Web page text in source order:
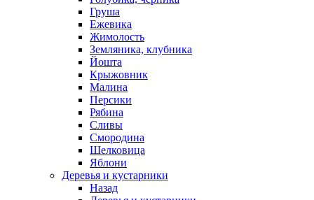
Груша
Ежевика
Жимолость
Земляника, клубника
Йошта
Крыжовник
Малина
Персики
Рябина
Сливы
Смородина
Шелковица
Яблони
Деревья и кустарники
Назад